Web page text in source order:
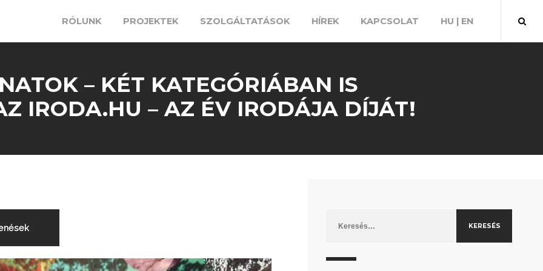
RÓLUNK PROJEKTEK SZOLGÁLTATÁSOK HÍREK KAPCSOLAT HU | EN
– KÉT KATEGÓRIÁBAN IS
IRODA.HU – AZ ÉV IRODÁJA DÍJÁT!